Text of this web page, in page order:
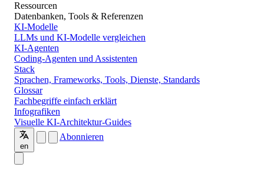
Ressourcen
Datenbanken, Tools & Referenzen
KI-Modelle
LLMs und KI-Modelle vergleichen
KI-Agenten
Coding-Agenten und Assistenten
Stack
Sprachen, Frameworks, Tools, Dienste, Standards
Glossar
Fachbegriffe einfach erklärt
Infografiken
Visuelle KI-Architektur-Guides
en
Abonnieren